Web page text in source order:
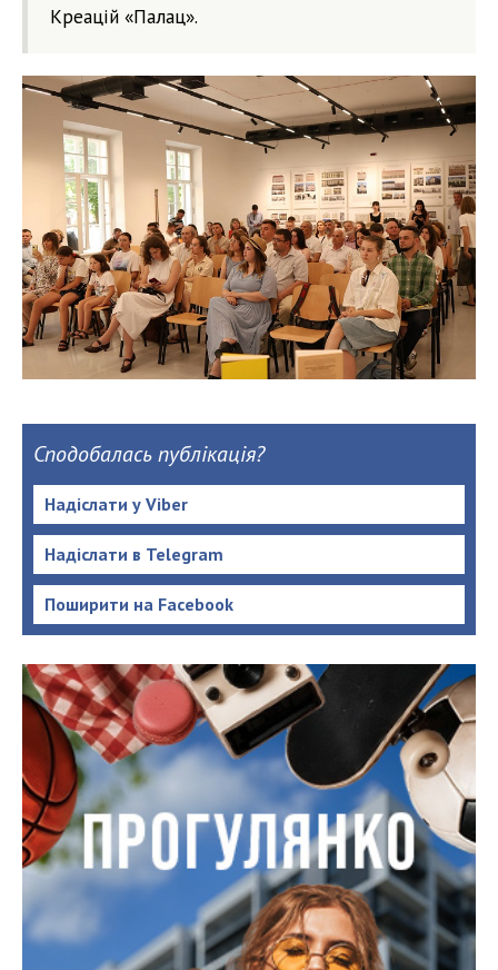
Креацій «Палац».
Сподобалась публікація?
Надіслати у Viber
Надіслати в Telegram
Поширити на Facebook